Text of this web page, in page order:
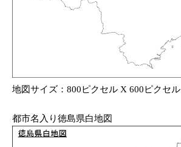
地図サイズ：800ピクセル X 600ピクセル
都市名入り徳島県白地図